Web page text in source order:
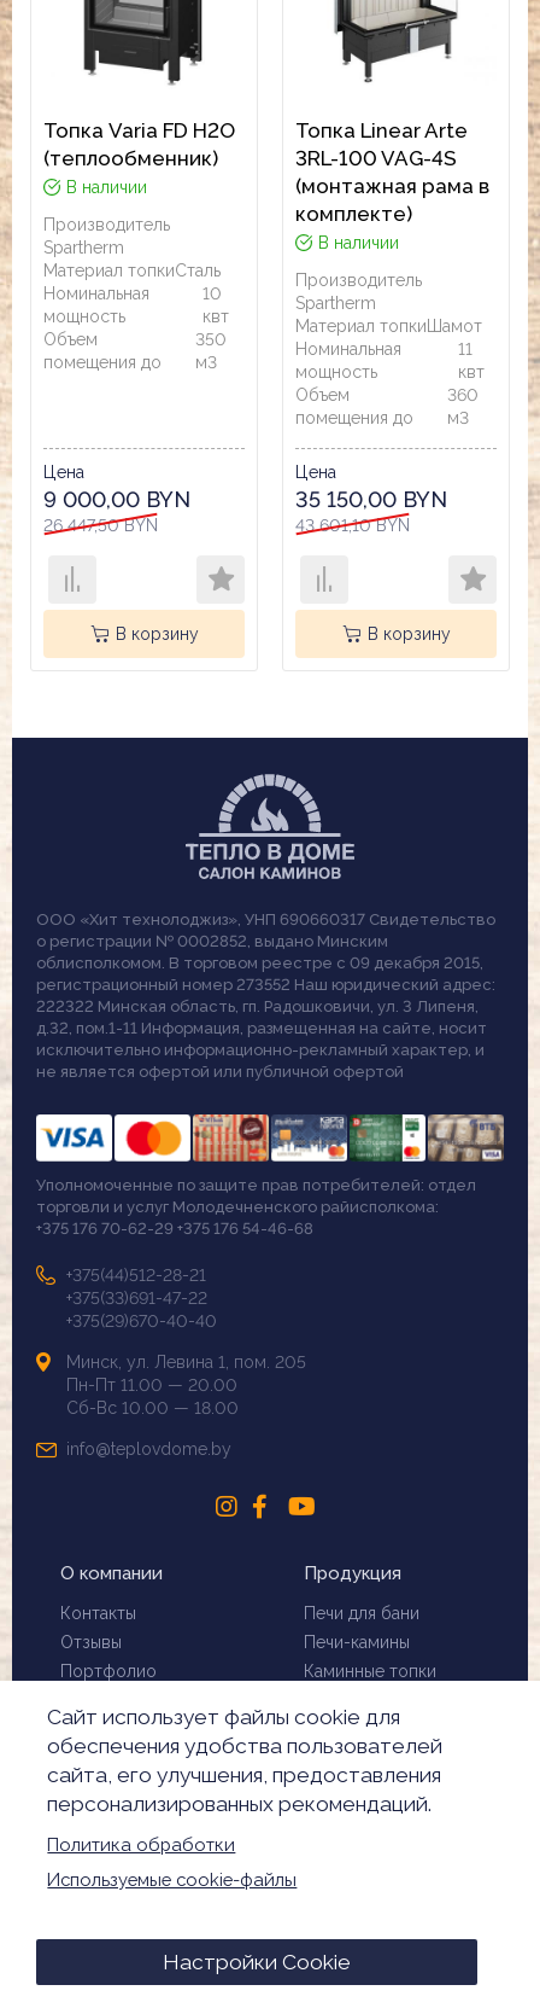
Топка Varia FD H2O
(теплообменник)
В наличии
Производитель
Spartherm
Материал топкиСталь
Номинальная
мощность
10
квт
Объем
помещения до
350
м3
Цена
9 000,00 BYN
26 447,50 BYN
В корзину
Топка Linear Arte
3RL-100 VAG-4S
(монтажная рама в
комплекте)
В наличии
Производитель
Spartherm
Материал топкиШамот
Номинальная
мощность
11
квт
Объем
помещения до
360
м3
Цена
35 150,00 BYN
43 601,10 BYN
В корзину
ООО «Хит технолоджиз», УНП 690660317 Свидетельство
о регистрации № 0002852, выдано Минским
облисполкомом. В торговом реестре с 09 декабря 2015,
регистрационный номер 273552 Наш юридический адрес:
222322 Минская область, гп. Радошковичи, ул. 3 Липеня,
д.32, пом.1-11 Информация, размещенная на сайте, носит
исключительно информационно-рекламный характер, и
не является офертой или публичной офертой
Уполномоченные по защите прав потребителей: отдел
торговли и услуг Молодечненского райисполкома:
+375 176 70-62-29 +375 176 54-46-68
+375(44)512-28-21
+375(33)691-47-22
+375(29)670-40-40
Минск, ул. Левина 1, пом. 205
Пн-Пт 11.00 — 20.00
Сб-Вс 10.00 — 18.00
info@teplovdome.by
О компании
Контакты
Отзывы
Портфолио
Чистка дымохода
Производители
Акции
Обработка
персональных данных
Продукция
Печи для бани
Печи-камины
Каминные топки
Скидки
© 2026. Все права защищены
Сайт использует файлы cookie для
обеспечения удобства пользователей
сайта, его улучшения, предоставления
персонализированных рекомендаций.
Политика обработки
Используемые cookie-файлы
Настройки Cookie